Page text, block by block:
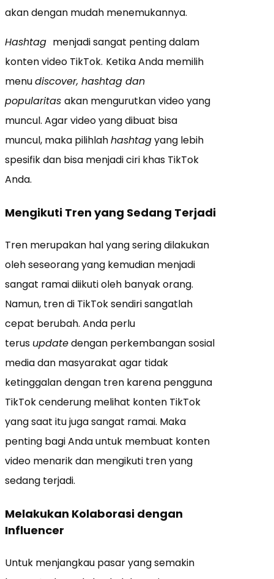
akan dengan mudah menemukannya.
Hashtag menjadi sangat penting dalam
konten video TikTok. Ketika Anda memilih
menudiscover, hashtag dan
popularitas akan mengurutkan video yang
muncul. Agar video yang dibuat bisa
muncul, maka pilihlahhashtagyang lebih
spesifik dan bisa menjadi ciri khas TikTok
Anda.
Mengikuti Tren yang Sedang Terjadi
Tren merupakan hal yang sering dilakukan
oleh seseorang yang kemudian menjadi
sangat ramai diikuti oleh banyak orang.
Namun, tren di TikTok sendiri sangatlah
cepat berubah. Anda perlu
terus updatedengan perkembangan sosial
media dan masyarakat agar tidak
ketinggalan dengan tren karena pengguna
TikTok cenderung melihat konten TikTok
yang saat itu juga sangat ramai. Maka
penting bagi Anda untuk membuat konten
video menarik dan mengikuti tren yang
sedang terjadi.
Melakukan Kolaborasi dengan
Influencer
Untuk menjangkau pasar yang semakin